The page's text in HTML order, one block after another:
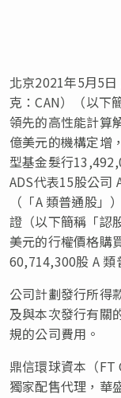
北京2021年5月5
克：CAN）（以下
領先的高性能計算
億美元的機構定增
型基金髮行
ADS代表15股公司
（ 「A 類普通股」
證（以下簡稱 「認
美元的行權價格購
60,714,300股 A 類
公司計劃發行所得
及與本次發行有關
規的公司費用。
鼎信環球資本（
獨家配售代理，